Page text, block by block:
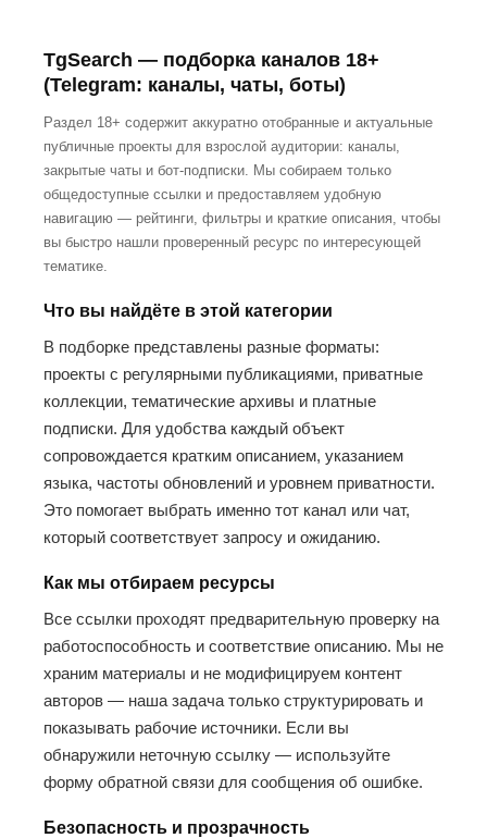
TgSearch — подборка каналов 18+
(Telegram: каналы, чаты, боты)
Раздел 18+ содержит аккуратно отобранные и актуальные
публичные проекты для взрослой аудитории: каналы,
закрытые чаты и бот-подписки. Мы собираем только
общедоступные ссылки и предоставляем удобную
навигацию — рейтинги, фильтры и краткие описания, чтобы
вы быстро нашли проверенный ресурс по интересующей
тематике.
Что вы найдёте в этой категории
В подборке представлены разные форматы:
проекты с регулярными публикациями, приватные
коллекции, тематические архивы и платные
подписки. Для удобства каждый объект
сопровождается кратким описанием, указанием
языка, частоты обновлений и уровнем приватности.
Это помогает выбрать именно тот канал или чат,
который соответствует запросу и ожиданию.
Как мы отбираем ресурсы
Все ссылки проходят предварительную проверку на
работоспособность и соответствие описанию. Мы не
храним материалы и не модифицируем контент
авторов — наша задача только структурировать и
показывать рабочие источники. Если вы
обнаружили неточную ссылку — используйте
форму обратной связи для сообщения об ошибке.
Безопасность и прозрачность